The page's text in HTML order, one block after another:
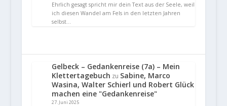
Ehrlich gesagt spricht mir dein Text aus der Seele, weil
ich diesen Wandel am Fels in den letzten Jahren
selbst…
Gelbeck – Gedankenreise (7a) – Mein
Klettertagebuch zu Sabine, Marco
Wasina, Walter Schierl und Robert Glück
machen eine "Gedankenreise"
27. Juni 2025